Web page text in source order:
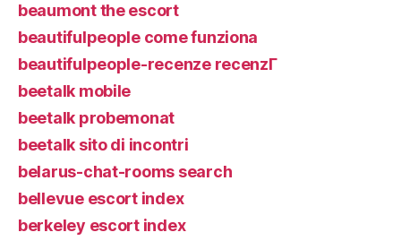
beaumont the escort
beautifulpeople come funziona
beautifulpeople-recenze recenzГ­
beetalk mobile
beetalk probemonat
beetalk sito di incontri
belarus-chat-rooms search
bellevue escort index
berkeley escort index